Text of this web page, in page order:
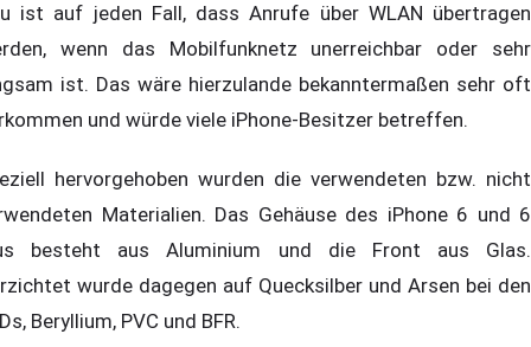
ist auf jeden Fall, dass Anrufe über WLAN übertragen
wenn das Mobilfunknetz unerreichbar oder sehr
ist. Das wäre hierzulande bekanntermaßen sehr oft
und würde viele iPhone-Besitzer betreffen.
hervorgehoben wurden die verwendeten bzw. nicht
Materialien. Das Gehäuse des iPhone 6 und 6
besteht aus Aluminium und die Front aus Glas.
wurde dagegen auf Quecksilber und Arsen bei den
Beryllium, PVC und BFR.